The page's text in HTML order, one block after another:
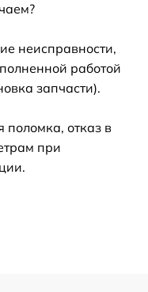
неисправности,
работой
запчасти).
отказ в
при